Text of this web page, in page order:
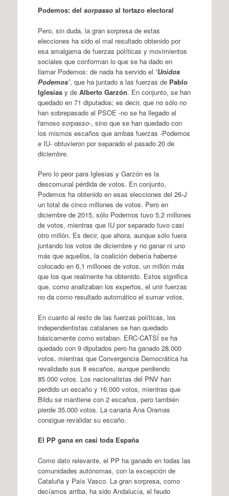
Podemos: del sorpassoal tortazo electoral
Pero, sin duda, la gran sorpresa de estas
elecciones ha sido el mal resultado obtenido por
esa amalgama de fuerzas políticas y movimientos
sociales que conforman lo que se ha dado en
llamar Podemos: de nada ha servido el ‘Unidos
Podemos’, que ha juntado a las fuerzas de Pablo
Iglesiasy de Alberto Garzón. En conjunto, se han
quedado en 71 diputados; es decir, que no sólo no
han sobrepasado al PSOE -no se ha llegado al
famoso sorpasso-, sino que se han quedado con
los mismos escaños que ambas fuerzas -Podemos
e IU- obtuvieron por separado el pasado 20 de
diciembre.
Pero lo peor para Iglesias y Garzón es la
descomunal pérdida de votos. En conjunto,
Podemos ha obtenido en esas elecciones del 26-J
un total de cinco millones de votos. Pero en
diciembre de 2015, sólo Podemos tuvo 5,2 millones
de votos, mientras que IU por separado tuvo casi
otro millón. Es decir, que ahora, aunque sólo fuera
juntando los votos de diciembre y no ganar ni uno
más que aquellos, la coalición debería haberse
colocado en 6,1 millones de votos, un millón más
que los que realmente ha obtenido. Estos significa
que, como analizaban los expertos, el unir fuerzas
no da como resultado automático el sumar votos.
En cuanto al resto de las fuerzas políticas, los
independentistas catalanes se han quedado
básicamente como estaban. ERC-CATSÍ se ha
quedado con 9 diputados pero ha ganado 28.000
votos, mientras que Convergencia Democrática ha
revalidado sus 8 escaños, aunque perdiendo
85.000 votos. Los nacionalistas del PNV han
perdido un escaño y 16.000 votos, mientras que
Bildu se mantiene con 2 escaños, pero también
pierde 35.000 votos. La canaria Ana Oramas
consigue revalidar su escaño.
El PP gana en casi toda España
Como dato relevante, el PP ha ganado en todas las
comunidades autónomas, con la excepción de
Cataluña y País Vasco. La gran sorpresa, como
decíamos arriba, ha sido Andalucía, el feudo